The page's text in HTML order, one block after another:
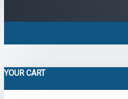
YOUR CART